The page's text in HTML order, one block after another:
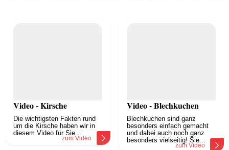
Video - Kirsche
Die wichtigsten Fakten rund
um die Kirsche haben wir in
diesem Video für Sie...
zum Video
Video - Blechkuchen
Blechkuchen sind ganz
besonders einfach gemacht
und dabei auch noch ganz
besonders vielseitig! Sie...
zum Video